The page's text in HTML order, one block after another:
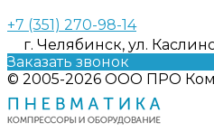
+7 (351) 270-98-14
г. Челябинск, ул.
Заказать звонок
© 2005-2026 ООО ПРО